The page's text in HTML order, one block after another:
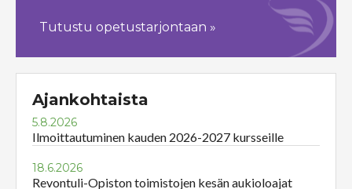
Tutustu opetustarjontaan »
Ajankohtaista
5.8.2026
Ilmoittautuminen kauden 2026-2027 kursseille
18.6.2026
Revontuli-Opiston toimistojen kesän aukioloajat